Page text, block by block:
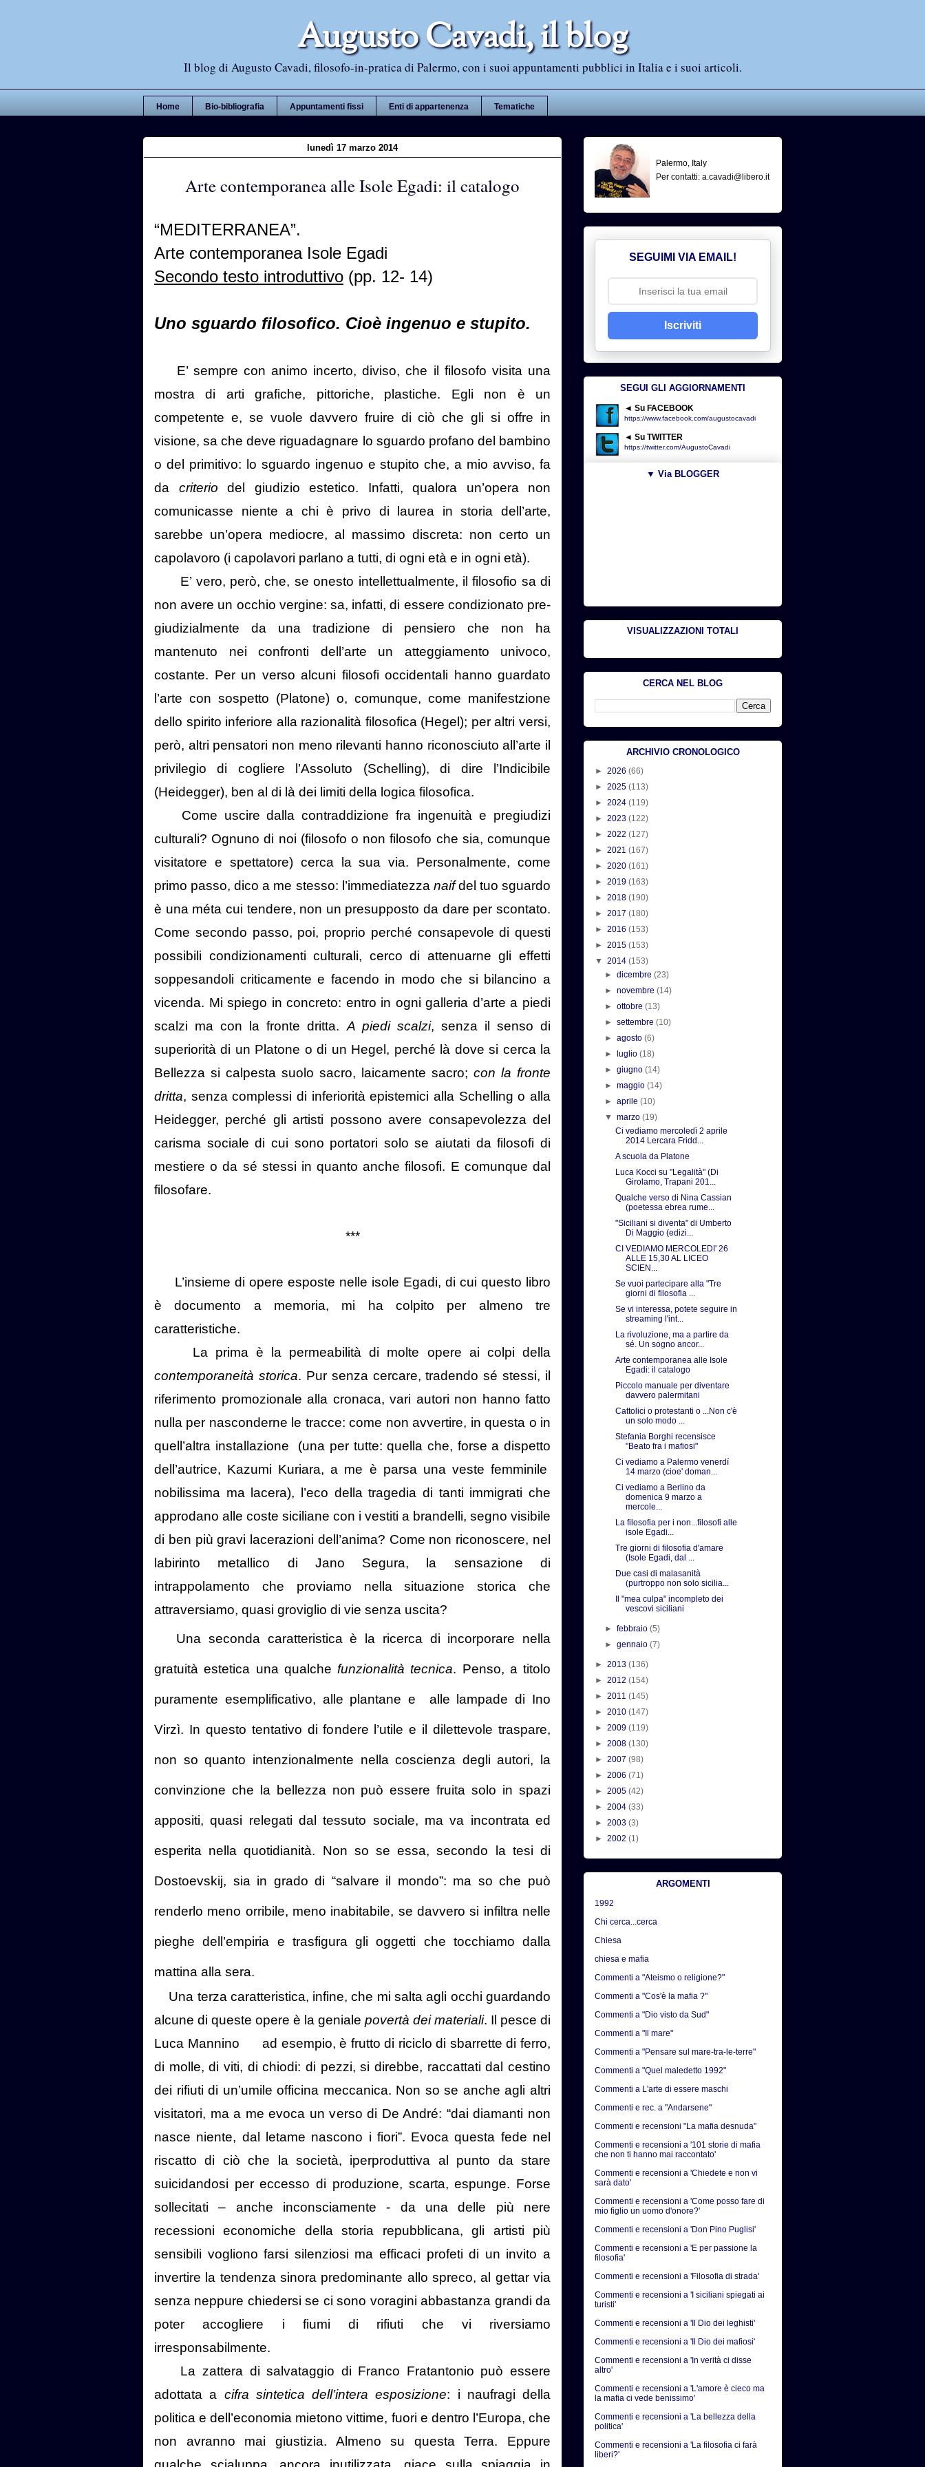
Augusto Cavadi, il blog
Il blog di Augusto Cavadi, filosofo-in-pratica di Palermo, con i suoi appuntamenti pubblici in Italia e i suoi articoli.
Home Bio-bibliografia Appuntamenti fissi Enti di appartenenza Tematiche
lunedì 17 marzo 2014
Arte contemporanea alle Isole Egadi: il catalogo
“MEDITERRANEA”.
Arte contemporanea Isole Egadi
Secondo testo introduttivo (pp. 12- 14)
Uno sguardo filosofico. Cioè ingenuo e stupito.
E’ sempre con animo incerto, diviso, che il filosofo visita una
mostra di arti grafiche, pittoriche, plastiche. Egli non è un
competente e, se vuole davvero fruire di ciò che gli si offre in
visione, sa che deve riguadagnare lo sguardo profano del bambino
o del primitivo: lo sguardo ingenuo e stupito che, a mio avviso, fa
da criterio del giudizio estetico. Infatti, qualora un’opera non
comunicasse niente a chi è privo di laurea in storia dell’arte,
sarebbe un’opera mediocre, al massimo discreta: non certo un
capolavoro (i capolavori parlano a tutti, di ogni età e in ogni età).
E’ vero, però, che, se onesto intellettualmente, il filosofio sa di
non avere un occhio vergine: sa, infatti, di essere condizionato pre-
giudizialmente da una tradizione di pensiero che non ha
mantenuto nei confronti dell’arte un atteggiamento univoco,
costante. Per un verso alcuni filosofi occidentali hanno guardato
l’arte con sospetto (Platone) o, comunque, come manifestzione
dello spirito inferiore alla razionalità filosofica (Hegel); per altri versi,
però, altri pensatori non meno rilevanti hanno riconosciuto all’arte il
privilegio di cogliere l’Assoluto (Schelling), di dire l’Indicibile
(Heidegger), ben al di là dei limiti della logica filosofica.
Come uscire dalla contraddizione fra ingenuità e pregiudizi
culturali? Ognuno di noi (filosofo o non filosofo che sia, comunque
visitatore e spettatore) cerca la sua via. Personalmente, come
primo passo, dico a me stesso: l’immediatezza naifdel tuo sguardo
è una méta cui tendere, non un presupposto da dare per scontato.
Come secondo passo, poi, proprio perché consapevole di questi
possibili condizionamenti culturali, cerco di attenuarne gli effetti
soppesandoli criticamente e facendo in modo che si bilancino a
vicenda. Mi spiego in concreto: entro in ogni galleria d’arte a piedi
scalzi ma con la fronte dritta. A piedi scalzi, senza il senso di
superiorità di un Platone o di un Hegel, perché là dove si cerca la
Bellezza si calpesta suolo sacro, laicamente sacro; con la fronte
dritta, senza complessi di inferiorità epistemici alla Schelling o alla
Heidegger, perché gli artisti possono avere consapevolezza del
carisma sociale di cui sono portatori solo se aiutati da filosofi di
mestiere o da sé stessi in quanto anche filosofi. E comunque dal
filosofare.
***
L’insieme di opere esposte nelle isole Egadi, di cui questo libro
è documento a memoria, mi ha colpito per almeno tre
caratteristiche.
La prima è la permeabilità di molte opere ai colpi della
contemporaneità storica. Pur senza cercare, tradendo sé stessi, il
riferimento promozionale alla cronaca, vari autori non hanno fatto
nulla per nasconderne le tracce: come non avvertire, in questa o in
quell’altra installazione
(una per tutte: quella che, forse a dispetto
dell’autrice, Kazumi Kuriara, a me è parsa una veste femminile
nobilissima ma lacera), l’eco della tragedia di tanti immigrati che
approdano alle coste siciliane con i vestiti a brandelli, segno visibile
di ben più gravi lacerazioni dell’anima? Come non riconoscere, nel
labirinto metallico di Jano Segura, la sensazione di
intrappolamento che proviamo nella situazione storica che
attraversiamo, quasi groviglio di vie senza uscita?
Una seconda caratteristica è la ricerca di incorporare nella
gratuità estetica una qualche funzionalità tecnica. Penso, a titolo
puramente esemplificativo, alle plantane e alle lampade di Ino
Virzì. In questo tentativo di fondere l’utile e il dilettevole traspare,
non so quanto intenzionalmente nella coscienza degli autori, la
convinzione che la bellezza non può essere fruita solo in spazi
appositi, quasi relegati dal tessuto sociale, ma va incontrata ed
esperita nella quotidianità. Non so se essa, secondo la tesi di
Dostoevskij, sia in grado di “salvare il mondo”: ma so che può
renderlo meno orribile, meno inabitabile, se davvero si infiltra nelle
pieghe dell’empiria e trasfigura gli oggetti che tocchiamo dalla
mattina alla sera.
Una terza caratteristica, infine, che mi salta agli occhi guardando
alcune di queste opere è la geniale povertà dei materiali. Il pesce di
Luca Mannino ad esempio, è frutto di riciclo di sbarrette di ferro,
di molle, di viti, di chiodi: di pezzi, si direbbe, raccattati dal cestino
dei rifiuti di un’umile officina meccanica. Non so se anche agli altri
visitatori, ma a me evoca un verso di De André: “dai diamanti non
nasce niente, dal letame nascono i fiori”. Evoca questa fede nel
riscatto di ciò che la società, iperproduttiva al punto da stare
suicidandosi per eccesso di produzione, scarta, espunge. Forse
sollecitati – anche inconsciamente - da una delle più nere
recessioni economiche della storia repubblicana, gli artisti più
sensibili vogliono farsi silenziosi ma efficaci profeti di un invito a
invertire la tendenza sinora predominante allo spreco, al gettar via
senza neppure chiedersi se ci sono voragini abbastanza grandi da
poter accogliere i fiumi di rifiuti che vi riversiamo
irresponsabilmente.
La zattera di salvataggio di Franco Fratantonio può essere
adottata a cifra sintetica dell’intera esposizione: i naufragi della
politica e dell’economia mietono vittime, fuori e dentro l’Europa, che
non avranno mai giustizia. Almeno su questa Terra. Eppure
Palermo, Italy
Per contatti: a.cavadi@libero.it
SEGUIMI VIA EMAIL!
Iscriviti
SEGUI GLI AGGIORNAMENTI
◄ Su FACEBOOK
https://www.facebook.com/augustocavadi
◄ Su TWITTER
https://twitter.com/AugustoCavadi
▼ Via BLOGGER
VISUALIZZAZIONI TOTALI
CERCA NEL BLOG
ARCHIVIO CRONOLOGICO
► 2026 (66)
► 2025 (113)
► 2024 (119)
► 2023 (122)
► 2022 (127)
► 2021 (167)
► 2020 (161)
► 2019 (163)
► 2018 (190)
► 2017 (180)
► 2016 (153)
► 2015 (153)
▼ 2014 (153)
►dicembre(23)
►novembre(14)
►ottobre(13)
►settembre(10)
►agosto(6)
►
luglio(18)
►giugno(14)
►maggio(14)
►aprile(10)
▼marzo(19)
Ci vediamo mercoledì 2 aprile
2014 Lercara Fridd...
A scuola da Platone
Luca Kocci su "Legalità" (Di
Girolamo, Trapani 201...
Qualche verso di Nina Cassian
(poetessa ebrea rume...
"Siciliani si diventa" di Umberto
Di Maggio (edizi...
CI VEDIAMO MERCOLEDI' 26
ALLE 15,30 AL LICEO
SCIEN...
Se vuoi partecipare alla "Tre
giorni di filosofia ...
Se vi interessa, potete seguire in
streaming l'int...
La rivoluzione, ma a partire da
sé. Un sogno ancor...
Arte contemporanea alle Isole
Egadi: il catalogo
Piccolo manuale per diventare
davvero palermitani
Cattolici o protestanti o ...Non c'è
un solo modo ...
Stefania Borghi recensisce
"Beato fra i mafiosi"
Ci vediamo a Palermo venerdí
14 marzo (cioe' doman...
Ci vediamo a Berlino da
domenica 9 marzo a
mercole...
La filosofia per i non...filosofi alle
isole Egadi...
Tre giorni di filosofia d'amare
(Isole Egadi, dal ...
Due casi di malasanità
(purtroppo non solo sicilia...
Il "mea culpa" incompleto dei
vescovi siciliani
►febbraio(5)
►gennaio(7)
► 2013 (136)
► 2012 (154)
► 2011 (145)
► 2010 (147)
► 2009 (119)
► 2008 (130)
► 2007 (98)
► 2006 (71)
► 2005 (42)
► 2004 (33)
► 2003 (3)
► 2002 (1)
ARGOMENTI
1992
Chi cerca...cerca
Chiesa
chiesa e mafia
Commenti a "Ateismo o religione?"
Commenti a "Cos'è la mafia ?"
Commenti a "Dio visto da Sud"
Commenti a "Il mare"
Commenti a "Pensare sul mare-tra-le-terre"
Commenti a "Quel maledetto 1992"
Commenti a L'arte di essere maschi
Commenti e rec. a "Andarsene"
Commenti e recensioni "La mafia desnuda"
Commenti e recensioni a '101 storie di mafia
che non ti hanno mai raccontato'
Commenti e recensioni a 'Chiedete e non vi
sarà dato'
Commenti e recensioni a 'Come posso fare di
mio figlio un uomo d'onore?'
Commenti e recensioni a 'Don Pino Puglisi'
Commenti e recensioni a 'E per passione la
filosofia'
Commenti e recensioni a 'Filosofia di strada'
Commenti e recensioni a 'I siciliani spiegati ai
turisti'
Commenti e recensioni a 'Il Dio dei leghisti'
Commenti e recensioni a 'Il Dio dei mafiosi'
Commenti e recensioni a 'In verità ci disse
altro'
Commenti e recensioni a 'L'amore è cieco ma
la mafia ci vede benissimo'
Commenti e recensioni a 'La bellezza della
politica'
Commenti e recensioni a 'La filosofia ci farà
liberi?'